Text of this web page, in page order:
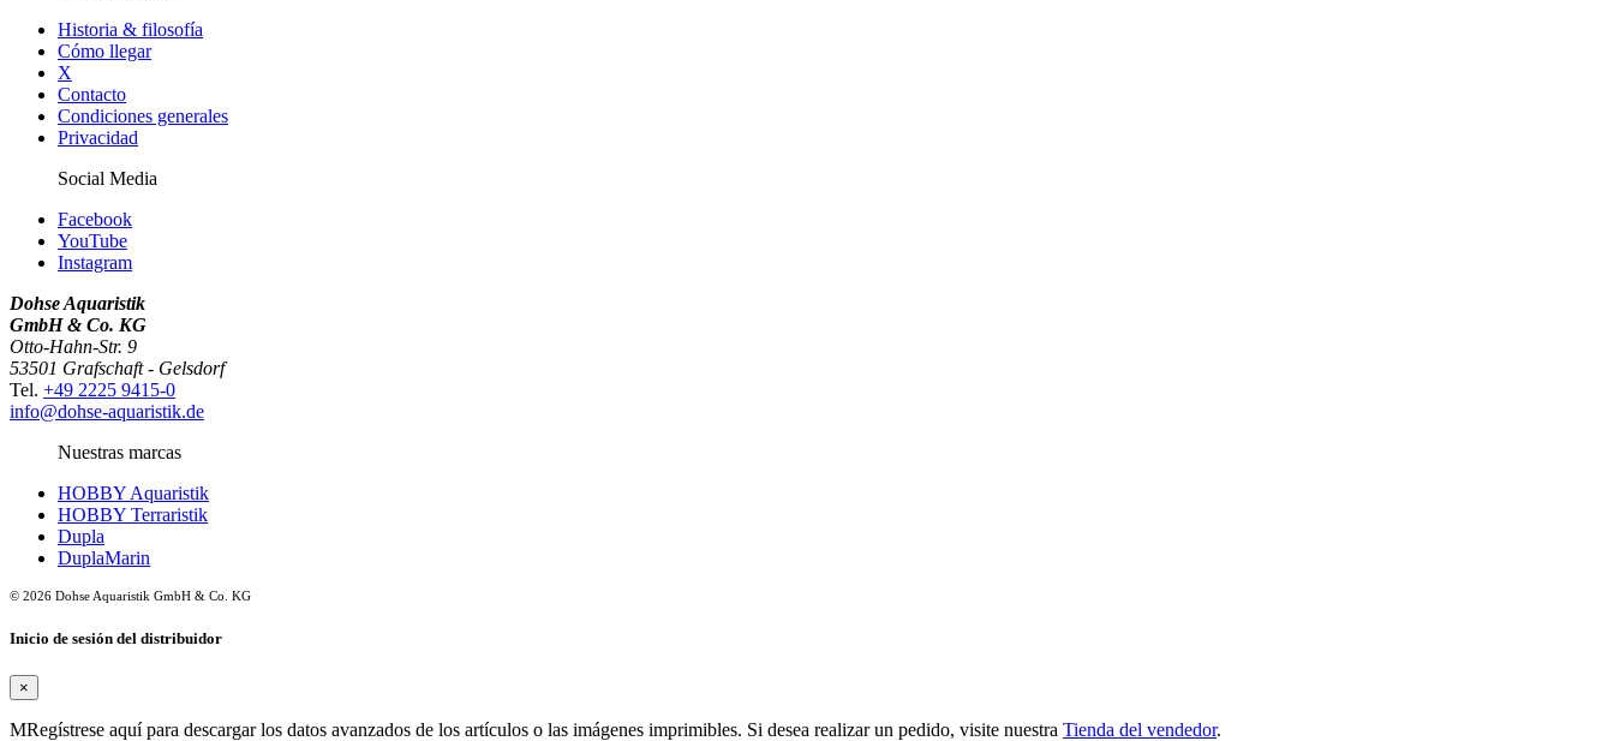
Historia & filosofía
Cómo llegar
X
Contacto
Condiciones generales
Privacidad
Social Media
Facebook
YouTube
Instagram
Dohse Aquaristik
GmbH & Co. KG
Otto-Hahn-Str. 9
53501 Grafschaft - Gelsdorf
Tel. +49 2225 9415-0
info@dohse-aquaristik.de
Nuestras marcas
HOBBY Aquaristik
HOBBY Terraristik
Dupla
DuplaMarin
© 2026 Dohse Aquaristik GmbH & Co. KG
Inicio de sesión del distribuidor
×
MRegístrese aquí para descargar los datos avanzados de los artículos o las imágenes imprimibles. Si desea realizar un pedido, visite nuestra Tienda del vendedor.